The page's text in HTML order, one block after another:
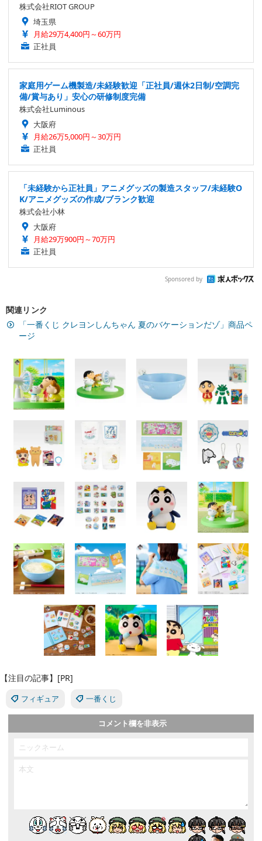
株式会社RIOT GROUP
埼玉県
月給29万4,400円～60万円
正社員
家庭用ゲーム機製造/未経験歓迎「正社員/週休2日制/空調完
備/賞与あり」安心の研修制度完備
株式会社Luminous
大阪府
月給26万5,000円～30万円
正社員
「未経験から正社員」アニメグッズの製造スタッフ/未経験O
K/アニメグッズの作成/ブランク歓迎
株式会社小林
大阪府
月給29万900円～70万円
正社員
Sponsored by
関連リンク
「一番くじ クレヨンしんちゃん 夏のバケーションだゾ」商品ペ
ージ
【注目の記事】[PR]
フィギュア 一番くじ
コメント欄を非表示